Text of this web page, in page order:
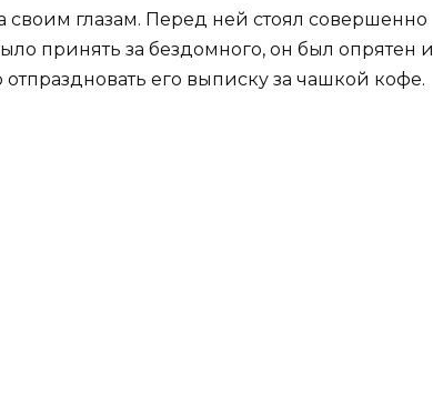
глазам. Перед ней стоял совершенно
принять за бездомного, он был опрятен и
его выписку за чашкой кофе.